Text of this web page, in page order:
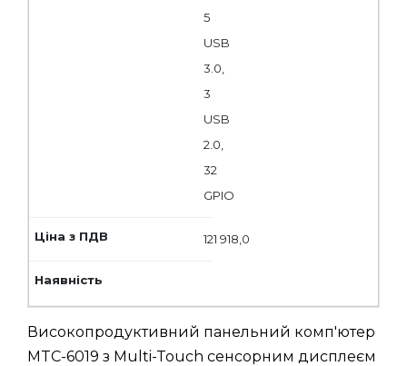
5
USB
3.0,
3
USB
2.0,
32
GPIO
121 918,0
Високопродуктивний панельний комп'ютер
MTC-6019 з Multi-Touch сенсорним дисплеєм